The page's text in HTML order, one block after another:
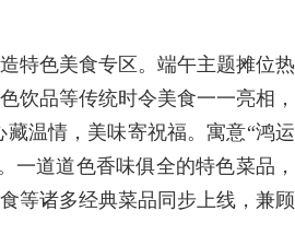
特色美食专区。端午主题摊位热
饮品等传统时令美食一一亮相，
温情，美味寄祝福。寓意“鸿运
一道道色香味俱全的特色菜品，
等诸多经典菜品同步上线，兼顾